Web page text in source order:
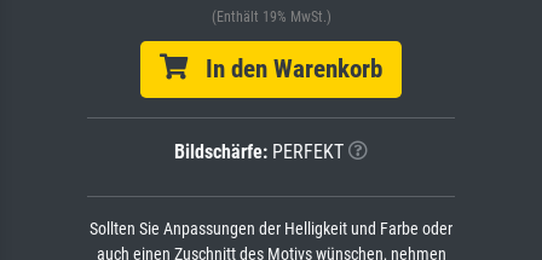
(Enthält 19% MwSt.)
In den Warenkorb
Bildschärfe: PERFEKT
Sollten Sie Anpassungen der Helligkeit und Farbe oder
auch einen Zuschnitt des Motivs wünschen, nehmen